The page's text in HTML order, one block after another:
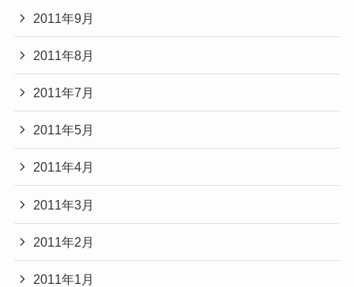
2011年9月
2011年8月
2011年7月
2011年5月
2011年4月
2011年3月
2011年2月
2011年1月